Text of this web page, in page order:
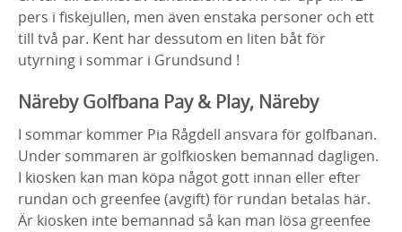
pers i fiskejullen, men även enstaka personer och ett
till två par. Kent har dessutom en liten båt för
utyrning i sommar i Grundsund !
Näreby Golfbana Pay & Play, Näreby
I sommar kommer Pia Rågdell ansvara för golfbanan.
Under sommaren är golfkiosken bemannad dagligen.
I kiosken kan man köpa något gott innan eller efter
rundan och greenfee (avgift) för rundan betalas här.
Är kiosken inte bemannad så kan man lösa greenfee